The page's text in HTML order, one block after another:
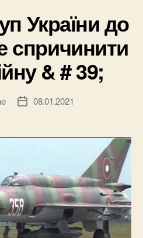
України до
& # 39;
Дата08.01.2021